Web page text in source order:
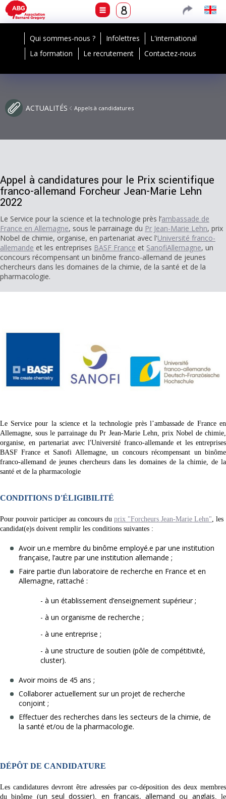
Qui sommes-nous ? Infolettres
L'international
La formation
Le recrutement Contactez-nous
ACTUALITÉS Appels à candidatures
Appel à candidatures pour le Prix scientifique
franco-allemand Forcheur Jean-Marie Lehn
2022
Le Service pour la science et la technologie près l’ambassade de
France en Allemagne, sous le parrainage du Pr Jean-Marie Lehn, prix
Nobel de chimie, organise, en partenariat avec l'Université franco-
allemande et les entreprises BASF France et SanofiAllemagne, un
concours récompensant un binôme franco-allemand de jeunes
chercheurs dans les domaines de la chimie, de la santé et de la
pharmacologie.
Le Service pour la science et la technologie près l’ambassade de France en
Allemagne, sous le parrainage du Pr Jean-Marie Lehn, prix Nobel de chimie,
organise, en partenariat avec l'Université franco-allemande et les entreprises
BASF France et Sanofi Allemagne, un concours récompensant un binôme
franco-allemand de jeunes chercheurs dans les domaines de la chimie, de la
santé et de la pharmacologie
CONDITIONS D'ÉLIGIBILITÉ
Pour pouvoir participer au concours du prix "Forcheurs Jean-Marie Lehn", les
candidat(e)s doivent remplir les conditions suivantes :
Avoir un.e membre du binôme employé.e par une institution
française, l’autre par une institution allemande ;
Faire partie d’un laboratoire de recherche en France et en
Allemagne, rattaché :
- à un établissement d’enseignement supérieur ;
- à un organisme de recherche ;
- à une entreprise ;
- à une structure de soutien (pôle de compétitivité,
cluster).
Avoir moins de 45 ans ;
Collaborer actuellement sur un projet de recherche
conjoint ;
Effectuer des recherches dans les secteurs de la chimie, de
la santé et/ou de la pharmacologie.
DÉPÔT DE CANDIDATURE
Les candidatures devront être adressées par co-déposition des deux membres
du binôme (un seul dossier), en français, allemand ou anglais, le